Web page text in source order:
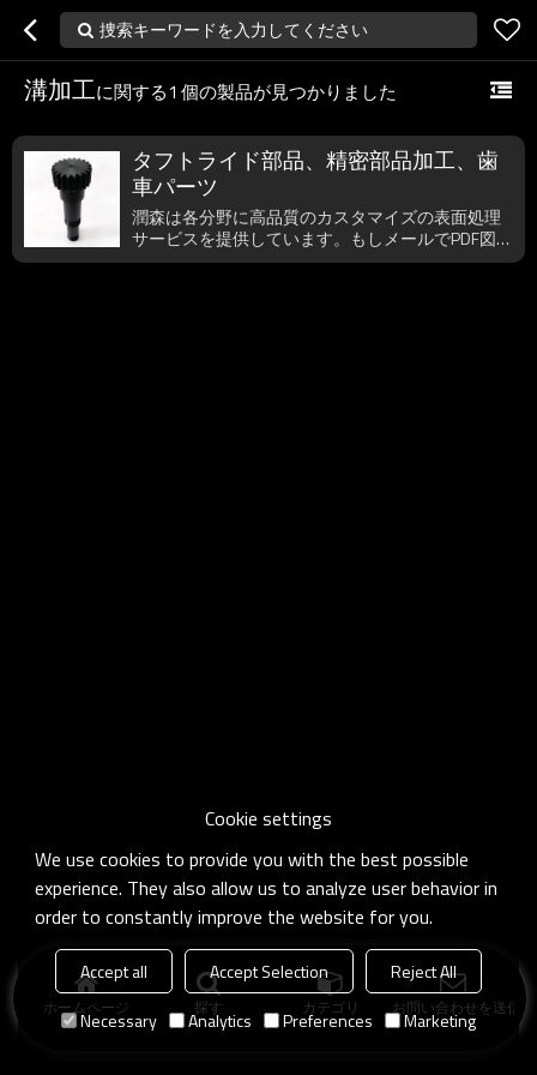
捜索キーワードを入力してください
溝加工に関する1 個の製品が見つかりました
タフトライド部品、精密部品加工、歯
車パーツ
潤森は各分野に高品質のカスタマイズの表面処理
サービスを提供しています。もしメールでPDF図面
などをお頂けましたら、1時間以内に返信できま
ホームページ 探す カテゴリ お問い合わせを送信
Cookie settings
We use cookies to provide you with the best possible
experience. They also allow us to analyze user behavior in
order to constantly improve the website for you.
Accept all Accept Selection
Reject All
Necessary
Analytics Preferences Marketing